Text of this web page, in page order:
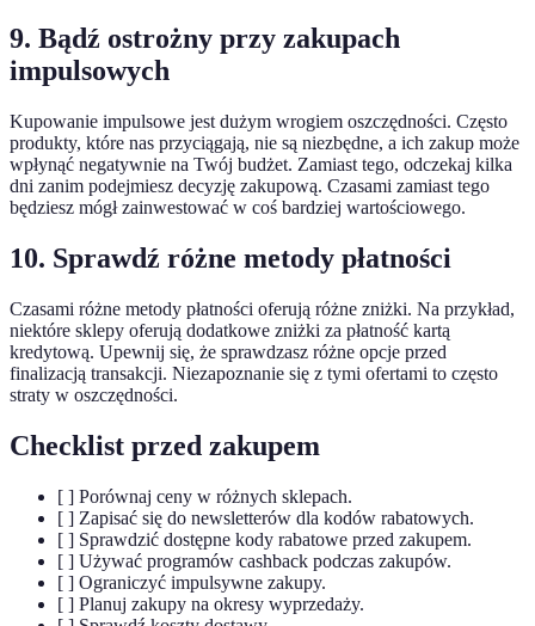
9. Bądź ostrożny przy zakupach
impulsowych
Kupowanie impulsowe jest dużym wrogiem oszczędności. Często
produkty, które nas przyciągają, nie są niezbędne, a ich zakup może
wpłynąć negatywnie na Twój budżet. Zamiast tego, odczekaj kilka
dni zanim podejmiesz decyzję zakupową. Czasami zamiast tego
będziesz mógł zainwestować w coś bardziej wartościowego.
10. Sprawdź różne metody płatności
Czasami różne metody płatności oferują różne zniżki. Na przykład,
niektóre sklepy oferują dodatkowe zniżki za płatność kartą
kredytową. Upewnij się, że sprawdzasz różne opcje przed
finalizacją transakcji. Niezapoznanie się z tymi ofertami to często
straty w oszczędności.
Checklist przed zakupem
[ ] Porównaj ceny w różnych sklepach.
[ ] Zapisać się do newsletterów dla kodów rabatowych.
[ ] Sprawdzić dostępne kody rabatowe przed zakupem.
[ ] Używać programów cashback podczas zakupów.
[ ] Ograniczyć impulsywne zakupy.
[ ] Planuj zakupy na okresy wyprzedaży.